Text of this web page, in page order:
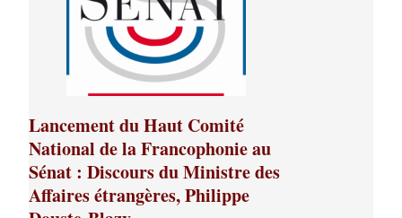
Lancement du Haut Comité
National de la Francophonie au
Sénat : Discours du Ministre des
Affaires étrangères, Philippe